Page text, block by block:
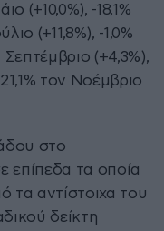
(+10,0%), -18,1%
(+11,8%), -1,0%
(+4,3%),
τον Νοέμβριο
στο
επίπεδα τα οποία
τα αντίστοιχα του
δείκτη